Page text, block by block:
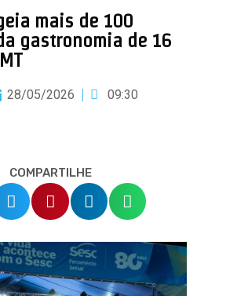
mais de 100
gastronomia de 16
28/05/2026 09:30
COMPARTILHE